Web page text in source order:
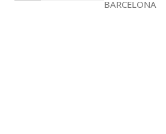
BARCELONA